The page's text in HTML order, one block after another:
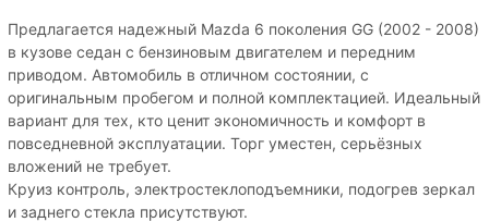
Предлагается надежный Mazda 6 поколения GG (2002 - 2008)
в кузове седан с бензиновым двигателем и передним
приводом. Автомобиль в отличном состоянии, с
оригинальным пробегом и полной комплектацией. Идеальный
вариант для тех, кто ценит экономичность и комфорт в
повседневной эксплуатации. Торг уместен, серьёзных
вложений не требует.
Круиз контроль, электростеклоподъемники, подогрев зеркал
и заднего стекла присутствуют.